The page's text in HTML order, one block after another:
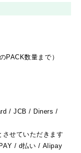
PACK数量まで）
/ JCB / Diners /
せていただきます
/ d払い / Alipay